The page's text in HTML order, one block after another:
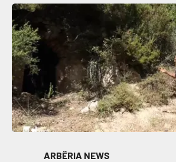
ARBËRIA NEWS